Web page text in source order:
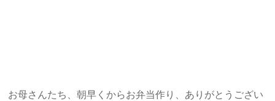
お母さんたち、朝早くからお弁当作り、ありがとうござい